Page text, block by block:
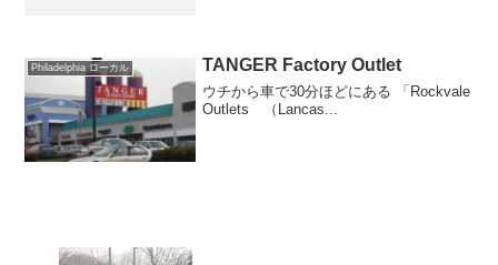
Philadelphia ローカル TANGER Factory Outlet
ウチから車で30分ほどにある 「Rockvale
Outlets （Lancas...